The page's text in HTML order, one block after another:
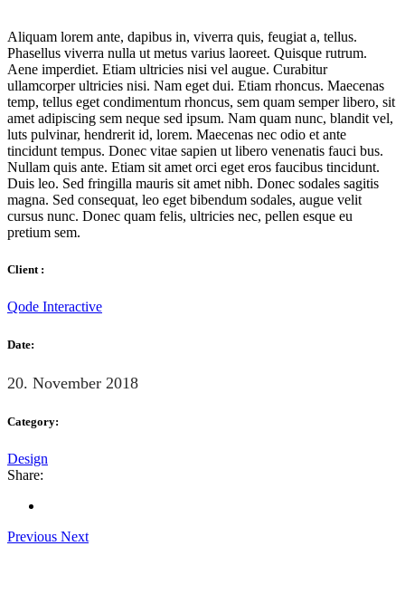
Aliquam lorem ante, dapibus in, viverra quis, feugiat a, tellus.
Phasellus viverra nulla ut metus varius laoreet. Quisque rutrum.
Aene imperdiet. Etiam ultricies nisi vel augue. Curabitur
ullamcorper ultricies nisi. Nam eget dui. Etiam rhoncus. Maecenas
temp, tellus eget condimentum rhoncus, sem quam semper libero, sit
amet adipiscing sem neque sed ipsum. Nam quam nunc, blandit vel,
luts pulvinar, hendrerit id, lorem. Maecenas nec odio et ante
tincidunt tempus. Donec vitae sapien ut libero venenatis fauci bus.
Nullam quis ante. Etiam sit amet orci eget eros faucibus tincidunt.
Duis leo. Sed fringilla mauris sit amet nibh. Donec sodales sagitis
magna. Sed consequat, leo eget bibendum sodales, augue velit
cursus nunc. Donec quam felis, ultricies nec, pellen esque eu
pretium sem.
Client :
Qode Interactive
Date:
20. November 2018
Category:
Design
Share:
Previous Next